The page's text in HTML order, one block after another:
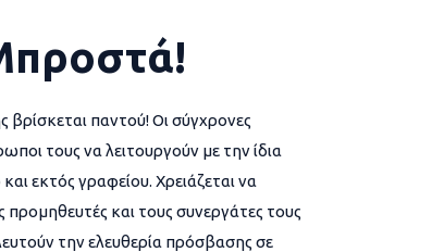
βρίσκεται παντού! Οι σύγχρονες
τους να λειτουργούν με την ίδια
εκτός γραφείου. Χρειάζεται να
και τους συνεργάτες τους
την ελευθερία πρόσβασης σε